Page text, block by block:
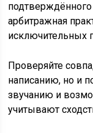
подтверждённого
арбитражная
исключительных
Проверяйте
написанию, но и
звучанию и
учитывают